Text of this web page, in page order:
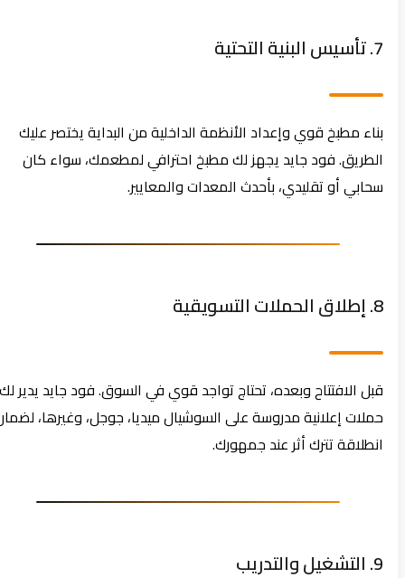
بناء مطبخ قوي وإعداد الأنظمة الداخلية من البداية يختصر عليك
الطريق. فود جايد يجهز لك مطبخ احترافي لمطعمك، سواء كان
سحابي أو تقليدي، بأحدث المعدات والمعايير.
قبل الافتتاح وبعده، تحتاج تواجد قوي في السوق. فود جايد يدير لك
حملات إعلانية مدروسة على السوشيال ميديا، جوجل، وغيرها، لضمان
انطلاقة تترك أثر عند جمهورك.